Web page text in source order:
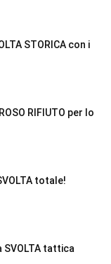
STORICA con i
RIFIUTO per lo
totale!
SVOLTA tattica